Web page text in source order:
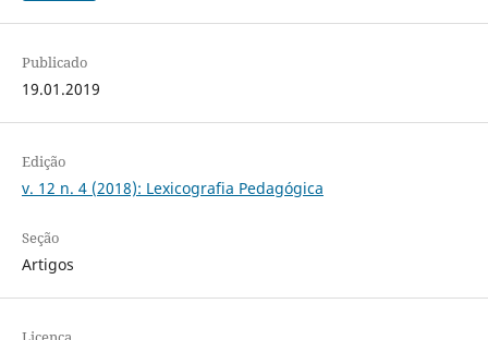
Publicado
19.01.2019
Edição
v. 12 n. 4 (2018): Lexicografia Pedagógica
Seção
Artigos